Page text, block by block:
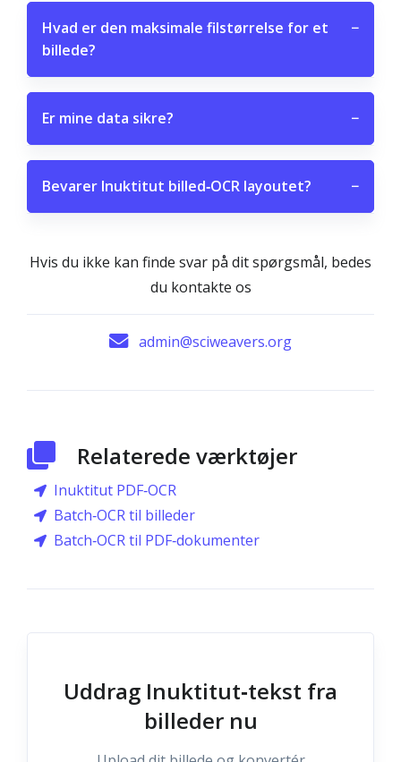
Hvad er den maksimale filstørrelse for et
billede?
−
Er mine data sikre? −
Bevarer Inuktitut billed‑OCR layoutet? −
Hvis du ikke kan finde svar på dit spørgsmål, bedes
du kontakte os
admin@sciweavers.org
Relaterede værktøjer
Inuktitut PDF‑OCR
Batch‑OCR til billeder
Batch‑OCR til PDF‑dokumenter
Uddrag Inuktitut‑tekst fra
billeder nu